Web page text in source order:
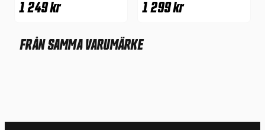
1 249kr 1 299kr
FRÅN SAMMA VARUMÄRKE